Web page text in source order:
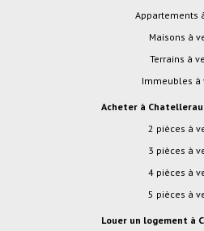
Appartements
Maisons à
Terrains à
Immeubles à
Acheter à
2 pièces à
3 pièces à
4 pièces à
5 pièces à
Louer un logement à